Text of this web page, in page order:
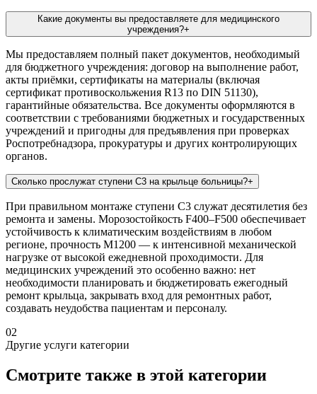
Какие документы вы предоставляете для медицинского
учреждения?+
Мы предоставляем полный пакет документов, необходимый
для бюджетного учреждения: договор на выполнение работ,
акты приёмки, сертификаты на материалы (включая
сертификат противоскольжения R13 по DIN 51130),
гарантийные обязательства. Все документы оформляются в
соответствии с требованиями бюджетных и государственных
учреждений и пригодны для предъявления при проверках
Роспотребнадзора, прокуратуры и других контролирующих
органов.
Сколько прослужат ступени С3 на крыльце больницы?+
При правильном монтаже ступени С3 служат десятилетия без
ремонта и замены. Морозостойкость F400–F500 обеспечивает
устойчивость к климатическим воздействиям в любом
регионе, прочность М1200 — к интенсивной механической
нагрузке от высокой ежедневной проходимости. Для
медицинских учреждений это особенно важно: нет
необходимости планировать и бюджетировать ежегодный
ремонт крыльца, закрывать вход для ремонтных работ,
создавать неудобства пациентам и персоналу.
02
Другие услуги категории
Смотрите также в этой категории